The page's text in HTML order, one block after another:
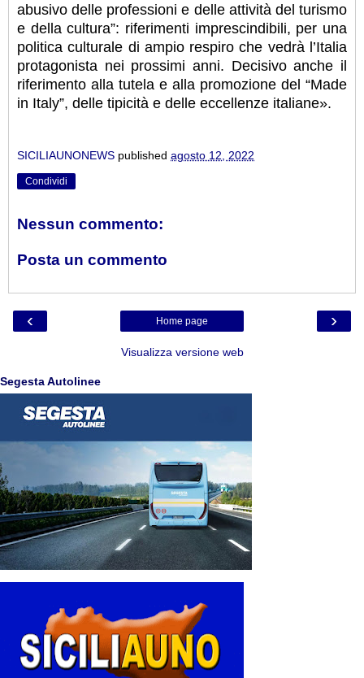
abusivo delle professioni e delle attività del turismo
e della cultura”: riferimenti imprescindibili, per una
politica culturale di ampio respiro che vedrà l’Italia
protagonista nei prossimi anni. Decisivo anche il
riferimento alla tutela e alla promozione del “Made
in Italy”, delle tipicità e delle eccellenze italiane».
SICILIAUNONEWS published agosto 12, 2022
Condividi
Nessun commento:
Posta un commento
‹ ›
Home page
Visualizza versione web
Segesta Autolinee